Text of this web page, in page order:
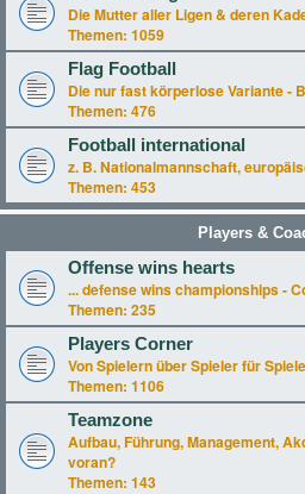
Die Mutter aller Ligen & deren
Themen: 1059
Flag Football
Die nur fast körperlose Variante -
Themen: 476
Football international
z. B. Nationalmannschaft,
Themen: 453
Players &
Offense wins hearts
... defense wins championships -
Themen: 235
Players Corner
Von Spielern über Spieler für
Themen: 1106
Teamzone
Aufbau, Führung, Management,
voran?
Themen: 143